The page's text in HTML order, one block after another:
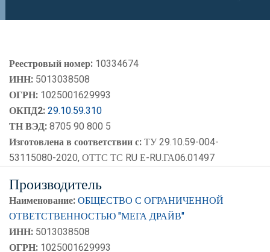
реестровый номер 10334674
Реестровый номер: 10334674
ИНН: 5013038508
ОГРН: 1025001629993
ОКПД2:29.10.59.310
ТН ВЭД:8705 90 800 5
Изготовлена в соответствии с:ТУ 29.10.59-004-
53115080-2020, ОТТС ТС RU Е-RU.ГА06.01497
Производитель
Наименование:ОБЩЕСТВО С ОГРАНИЧЕННОЙ
ОТВЕТСТВЕННОСТЬЮ "МЕГА ДРАЙВ"
ИНН: 5013038508
ОГРН: 1025001629993